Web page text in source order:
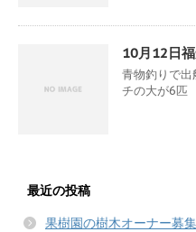
10月12日
青物釣りで
チの大が6匹
最近の投稿
果樹園の樹木オーナー募集